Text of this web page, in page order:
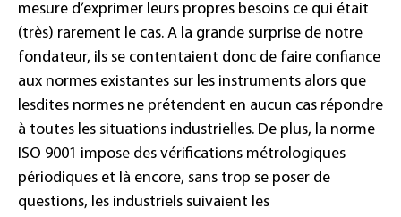
mesure d’exprimer leurs propres besoins ce qui était
(très) rarement le cas. A la grande surprise de notre
fondateur, ils se contentaient donc de faire confiance
aux normes existantes sur les instruments alors que
lesdites normes ne prétendent en aucun cas répondre
à toutes les situations industrielles. De plus, la norme
ISO 9001 impose des vérifications métrologiques
périodiques et là encore, sans trop se poser de
questions, les industriels suivaient les